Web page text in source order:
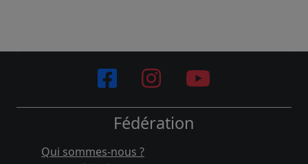
Fédération
Qui sommes-nous ?